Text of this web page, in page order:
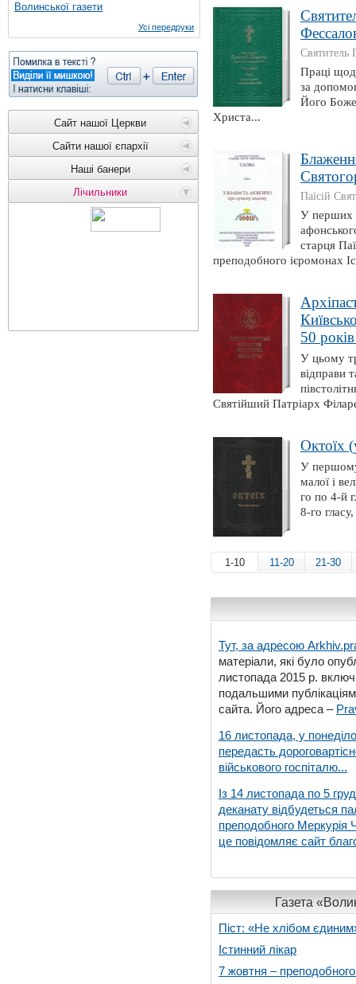
Волинської газети
Усі передруки
Сайт нашої Церкви
Сайти нашої єпархії
Наші банери
Лічильники
Святитель
Праці
за
Його
Христа...
Паїсій
У перших
старця
преподобного ієромонах
50
У цьому
відправи
Святійший Патріарх
Октоїх
У першому
малої і
го по 4-й
8-го
1-10 11-20 21-30
Тут, за адресою
матеріали, які було
листопада 2015 р.
подальшими
сайта. Його адреса –
16 листопада, у
передасть
військового госпіталю...
Із 14 листопада по 5
деканату відбудеться
преподобного Меркурія
це повідомляє сайт
Газета
Піст: «Не хлібом
Істинний лікар
7 жовтня –